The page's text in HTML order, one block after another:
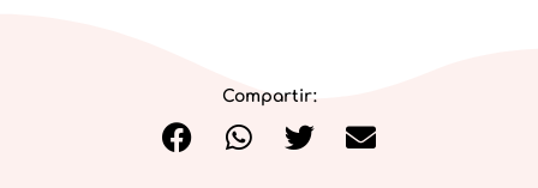
Compartir: